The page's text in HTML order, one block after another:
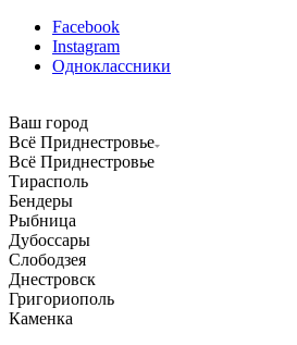
Facebook
Instagram
Одноклассники
Ваш город
Всё Приднестровье
Всё Приднестровье
Тирасполь
Бендеры
Рыбница
Дубоссары
Слободзея
Днестровск
Григориополь
Каменка